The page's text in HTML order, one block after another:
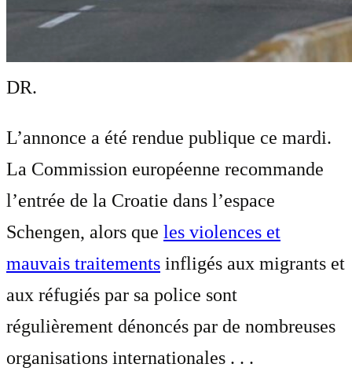
DR.
L’annonce a été rendue publique ce mardi.
La Commission européenne recommande
l’entrée de la Croatie dans l’espace
Schengen, alors que les violences et
mauvais traitements infligés aux migrants et
aux réfugiés par sa police sont
régulièrement dénoncés par de nombreuses
organisations internationales . . .